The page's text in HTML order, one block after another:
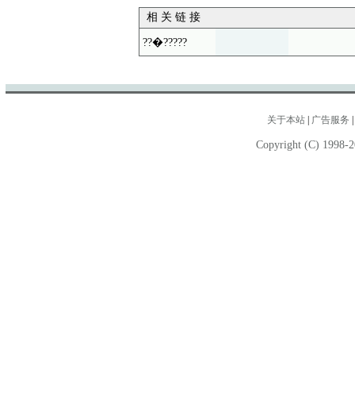
相 关 链 接
??�?????
关于本站 广告服务
Copyright (C) 1998-